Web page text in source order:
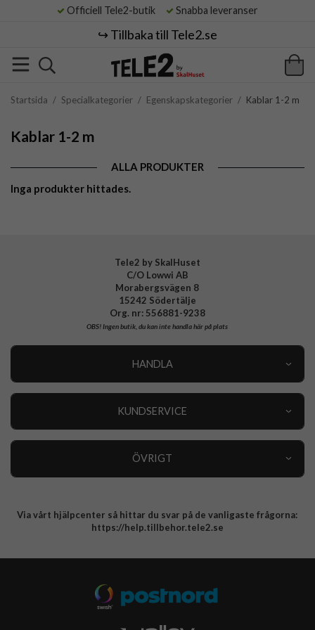
Officiell Tele2-butik Snabba leveranser
↪️ Tillbaka till Tele2.se
Startsida / Specialkategorier / Egenskapskategorier / Kablar 1-2 m
Kablar 1-2 m
ALLA PRODUKTER
Inga produkter hittades.
Tele2 by SkalHuset
C/O Lowwi AB
Morabergsvägen 8
15242 Södertälje
Org. nr: 556881-9238
OBS!Ingen butik, du kan inte handla här på plats
HANDLA
KUNDSERVICE
ÖVRIGT
Integritetspolicy
Via vårt hjälpcenter så hittar du svar på de vanligaste frågorna:
https://help.tillbehor.tele2.se